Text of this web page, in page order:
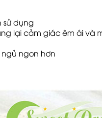
sử dụng
lại cảm giác êm ái và
ngon hơn